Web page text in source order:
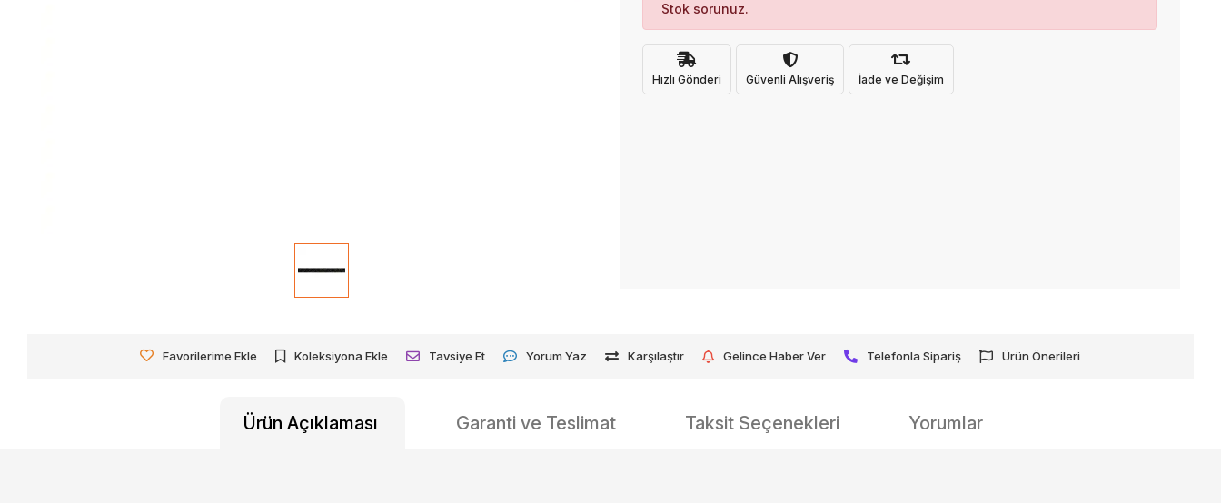
Stok sorunuz.
Hızlı Gönderi Güvenli Alışveriş İade ve Değişim
Favorilerime Ekle Koleksiyona Ekle Tavsiye Et Yorum Yaz Karşılaştır Gelince Haber Ver Telefonla Sipariş Ürün Önerileri
Ürün Açıklaması Garanti ve Teslimat Taksit Seçenekleri Yorumlar